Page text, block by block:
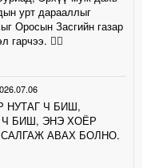
урт дарааллыг
Оросын Засгийн газар
гарчээ. 🤦‍♀️
НУТАГ Ч БИШ,
Ч БИШ, ЭНЭ ХОЁР
АВАХ БОЛНО.